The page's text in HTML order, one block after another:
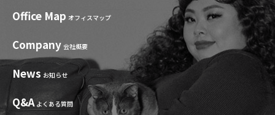
Office Map オフィスマップ
Company 会社概要
News お知らせ
Q&A よくある質問